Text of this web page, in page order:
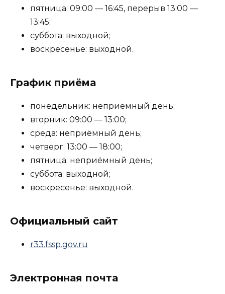
пятница: 09:00 — 16:45, перерыв 13:00 —
13:45;
суббота: выходной;
воскресенье: выходной.
График приёма
понедельник: неприёмный день;
вторник: 09:00 — 13:00;
среда: неприёмный день;
четверг: 13:00 — 18:00;
пятница: неприёмный день;
суббота: выходной;
воскресенье: выходной.
Официальный сайт
r33.fssp.gov.ru
Электронная почта